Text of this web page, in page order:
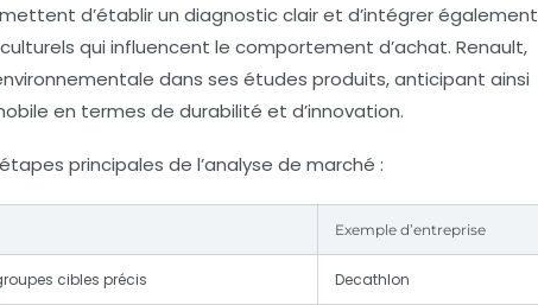
d’établir un diagnostic clair et d’intégrer également
qui influencent le comportement d’achat. Renault,
dans ses études produits, anticipant ainsi
en termes de durabilité et d’innovation.
principales de l’analyse de marché :
Exemple d’entreprise
cibles précis Decathlon